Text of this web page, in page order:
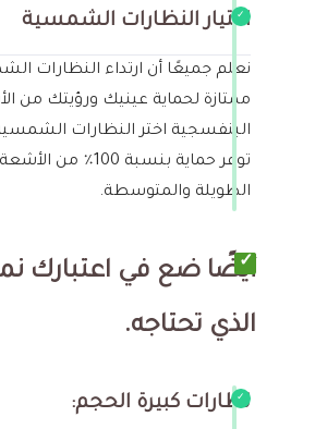
اختيار النظارات الشمسية
نعلم جميعًا أن ارتداء النظارات
ممتازة لحماية عينيك ورؤيتك من
البنفسجية اختر النظارات
توفر حماية بنسبة
الطويلة والمتوسطة.
أيضًا ضع في اعتبارك
الذي تحتاجه.
نظارات كبيرة الحجم: